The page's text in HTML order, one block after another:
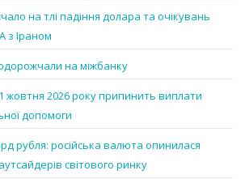
на тлі падіння долара та очікувань
з Іраном
на міжбанку
жовтня 2026 року припинить виплати
допомоги
рубля: російська валюта опинилася
світового ринку